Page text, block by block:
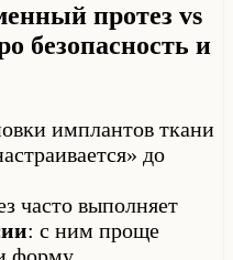
протез vs
безопасность и
имплантов ткани
до
часто выполняет
: с ним проще